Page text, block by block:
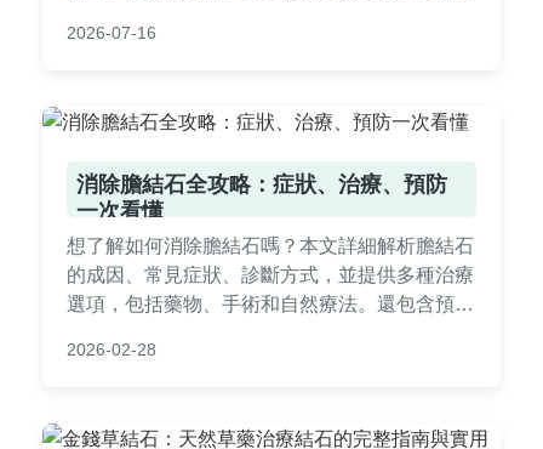
真實用戶反饋和常見問題解答，幫助你做出明智
2026-07-16
消除膽結石全攻略：症狀、治療、預防
一次看懂
想了解如何消除膽結石嗎？本文詳細解析膽結石
的成因、常見症狀、診斷方式，並提供多種治療
選項，包括藥物、手術和自然療法。還包含預防
恢復健康生活。
2026-02-28